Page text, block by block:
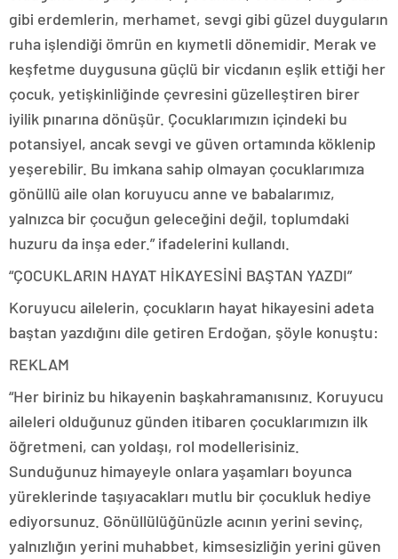
gibi erdemlerin, merhamet, sevgi gibi güzel duyguların
ruha işlendiği ömrün en kıymetli dönemidir. Merak ve
keşfetme duygusuna güçlü bir vicdanın eşlik ettiği her
çocuk, yetişkinliğinde çevresini güzelleştiren birer
iyilik pınarına dönüşür. Çocuklarımızın içindeki bu
potansiyel, ancak sevgi ve güven ortamında köklenip
yeşerebilir. Bu imkana sahip olmayan çocuklarımıza
gönüllü aile olan koruyucu anne ve babalarımız,
yalnızca bir çocuğun geleceğini değil, toplumdaki
huzuru da inşa eder.” ifadelerini kullandı.
“ÇOCUKLARIN HAYAT HİKAYESİNİ BAŞTAN YAZDI”
Koruyucu ailelerin, çocukların hayat hikayesini adeta
baştan yazdığını dile getiren Erdoğan, şöyle konuştu:
REKLAM
“Her biriniz bu hikayenin başkahramanısınız. Koruyucu
aileleri olduğunuz günden itibaren çocuklarımızın ilk
öğretmeni, can yoldaşı, rol modellerisiniz.
Sunduğunuz himayeyle onlara yaşamları boyunca
yüreklerinde taşıyacakları mutlu bir çocukluk hediye
ediyorsunuz. Gönüllülüğünüzle acının yerini sevinç,
yalnızlığın yerini muhabbet, kimsesizliğin yerini güven